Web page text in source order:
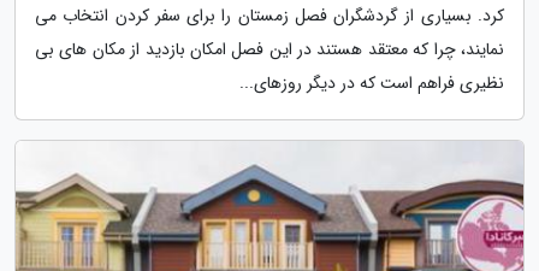
کرد. بسیاری از گردشگران فصل زمستان را برای سفر کردن انتخاب می
نمایند، چرا که معتقد هستند در این فصل امکان بازدید از مکان های بی
نظیری فراهم است که در دیگر روزهای...